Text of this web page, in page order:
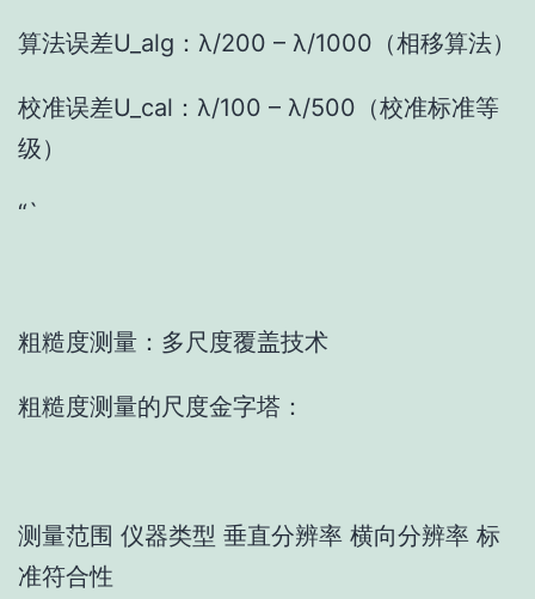
算法误差U_alg：λ/200 – λ/1000（相移算法）
校准误差U_cal：λ/100 – λ/500（校准标准等
级）
“`
粗糙度测量：多尺度覆盖技术
粗糙度测量的尺度金字塔：
测量范围 仪器类型 垂直分辨率 横向分辨率 标
准符合性